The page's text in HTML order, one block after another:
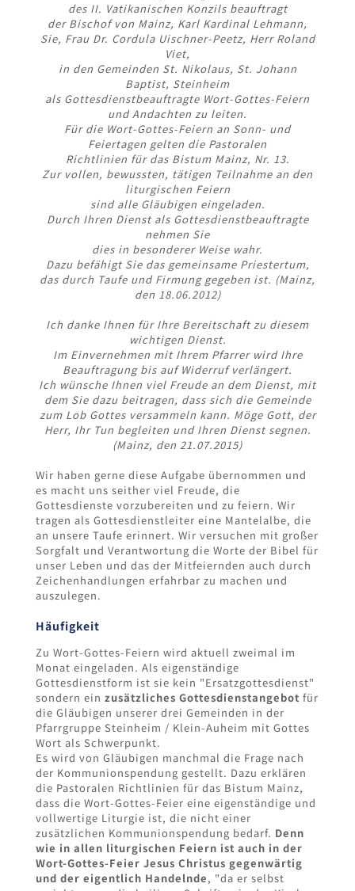
des II. Vatikanischen Konzils beauftragt
der Bischof von Mainz, Karl Kardinal Lehmann,
Sie, Frau Dr. Cordula Uischner-Peetz, Herr Roland
Viet,
in den Gemeinden St. Nikolaus, St. Johann
Baptist, Steinheim
als Gottesdienstbeauftragte Wort-Gottes-Feiern
und Andachten zu leiten.
Für die Wort-Gottes-Feiern an Sonn- und
Feiertagen gelten die Pastoralen
Richtlinien für das Bistum Mainz, Nr. 13.
Zur vollen, bewussten, tätigen Teilnahme an den
liturgischen Feiern
sind alle Gläubigen eingeladen.
Durch Ihren Dienst als Gottesdienstbeauftragte
nehmen Sie
dies in besonderer Weise wahr.
Dazu befähigt Sie das gemeinsame Priestertum,
das durch Taufe und Firmung gegeben ist. (Mainz,
den 18.06.2012)
Ich danke Ihnen für Ihre Bereitschaft zu diesem
wichtigen Dienst.
Im Einvernehmen mit Ihrem Pfarrer wird Ihre
Beauftragung bis auf Widerruf verlängert.
Ich wünsche Ihnen viel Freude an dem Dienst, mit
dem Sie dazu beitragen, dass sich die Gemeinde
zum Lob Gottes versammeln kann. Möge Gott, der
Herr, Ihr Tun begleiten und Ihren Dienst segnen.
(Mainz, den 21.07.2015)
Wir haben gerne diese Aufgabe übernommen und
es macht uns seither viel Freude, die
Gottesdienste vorzubereiten und zu feiern. Wir
tragen als Gottesdienstleiter eine Mantelalbe, die
an unsere Taufe erinnert. Wir versuchen mit großer
Sorgfalt und Verantwortung die Worte der Bibel für
unser Leben und das der Mitfeiernden auch durch
Zeichenhandlungen erfahrbar zu machen und
auszulegen.
Häufigkeit
Zu Wort-Gottes-Feiern wird aktuell zweimal im
Monat eingeladen. Als eigenständige
Gottesdienstform ist sie kein "Ersatzgottesdienst"
sondern ein zusätzliches Gottesdienstangebot für
die Gläubigen unserer drei Gemeinden in der
Pfarrgruppe Steinheim / Klein-Auheim mit Gottes
Wort als Schwerpunkt.
Es wird von Gläubigen manchmal die Frage nach
der Kommunionspendung gestellt. Dazu erklären
die Pastoralen Richtlinien für das Bistum Mainz,
dass die Wort-Gottes-Feier eine eigenständige und
vollwertige Liturgie ist, die nicht einer
zusätzlichen Kommunionspendung bedarf. Denn
wie in allen liturgischen Feiern ist auch in der
Wort-Gottes-Feier Jesus Christus gegenwärtig
und der eigentlich Handelnde, "da er selbst